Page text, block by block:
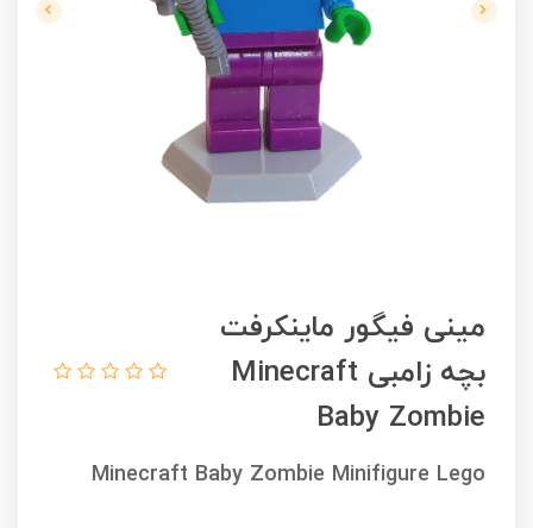
مینی فیگور ماینکرفت
بچه زامبی Minecraft
Baby Zombie
Minecraft Baby Zombie Minifigure Lego